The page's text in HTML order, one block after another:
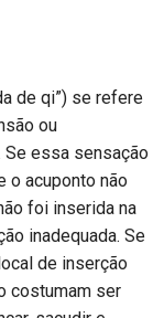
de qi”) se refere
ou
Se essa sensação
o acuponto não
foi inserida na
inadequada. Se
de inserção
costumam ser